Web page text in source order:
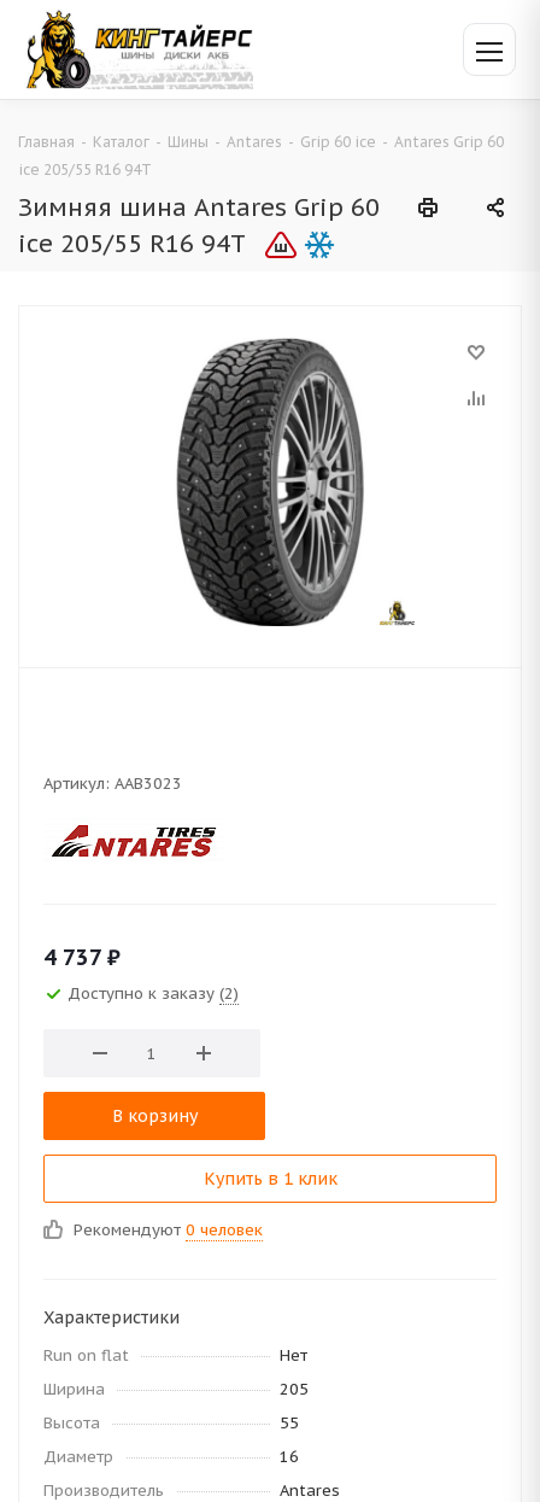
Главная - Каталог - Шины - Antares - Grip 60 ice - Antares Grip 60
ice 205/55 R16 94T
Зимняя шина Antares Grip 60
ice 205/55 R16 94T
Артикул: AAB3023
4 737 ₽
Доступно к заказу (2)
В корзину
Купить в 1 клик
Рекомендуют 0 человек
Характеристики
Run on flat
Нет
Ширина
205
Высота
55
Диаметр
16
Производитель
Antares